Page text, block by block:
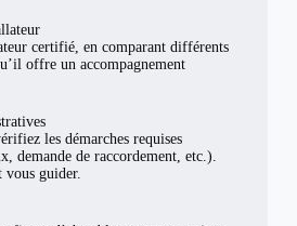
certifié, en comparant différents
offre un accompagnement
les démarches requises
demande de raccordement, etc.).
vous guider.